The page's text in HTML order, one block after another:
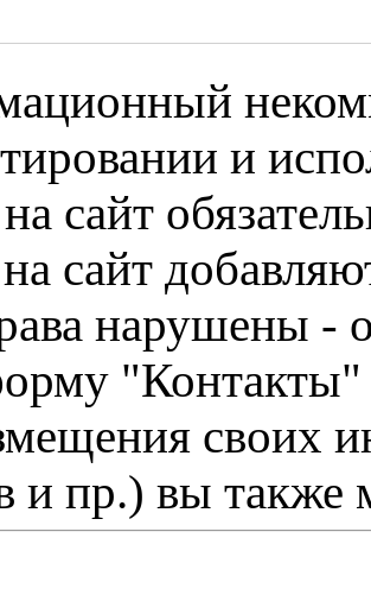
и
сайт
сайт
нарушены -
"Контакты"
своих
и пр.) вы также